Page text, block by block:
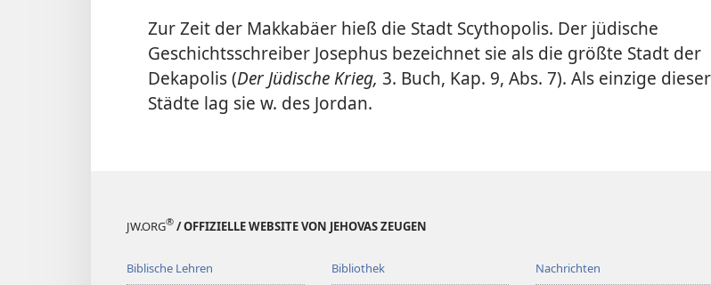
Zur Zeit der Makkabäer hieß die Stadt Scythopolis. Der jüdische
Geschichtsschreiber Josephus bezeichnet sie als die größte Stadt der
Dekapolis (Der Jüdische Krieg, 3. Buch, Kap. 9, Abs. 7). Als einzige dieser
Städte lag sie w. des Jordan.
JW.ORG® / OFFIZIELLE WEBSITE VON JEHOVAS ZEUGEN
Biblische Lehren Bibliothek Nachrichten